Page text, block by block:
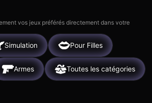
vos jeux préférés directement dans votre
Simulation Pour Filles
Armes Toutes les catégories